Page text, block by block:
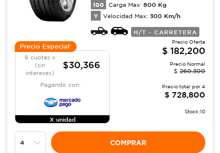
100 Carga Max: 800 Kg
Y Velocidad Max: 300 Km/h
H/T - CARRETERA
Precio Especial:
6 cuotas x
(sin
intereses)
$30,366
Pagando con:
X unidad
Precio Oferta
$ 182,200
Precio Normal
$ 260,300
Precio total por 4
$ 728,800
Stock:10
COMPRAR